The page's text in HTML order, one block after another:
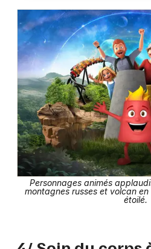
Personnages animés
montagnes russes et volcan
étoilé.